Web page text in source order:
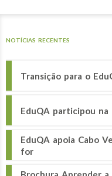
NOTÍCIAS RECENTES
Transição para o
EduQA participou
EduQA apoia Cabo
for